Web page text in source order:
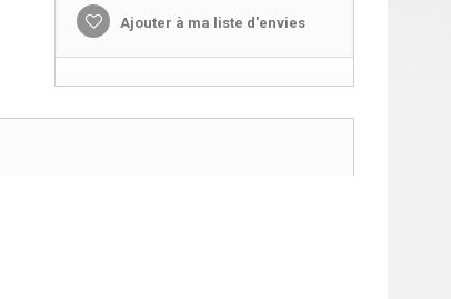
Ajouter à ma liste d'envies